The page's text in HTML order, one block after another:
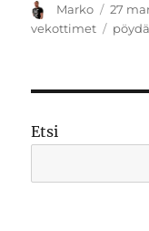
Kirjoittaja
Marko 27
vekottimet
Etsi